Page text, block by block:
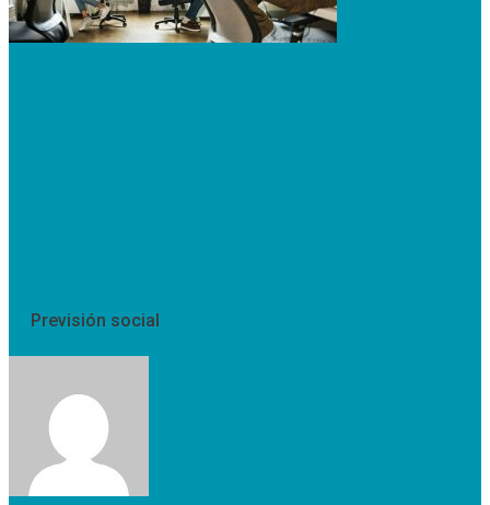
Previsión social